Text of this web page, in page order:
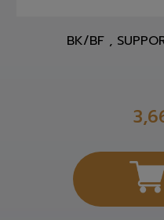
BK/BF ,